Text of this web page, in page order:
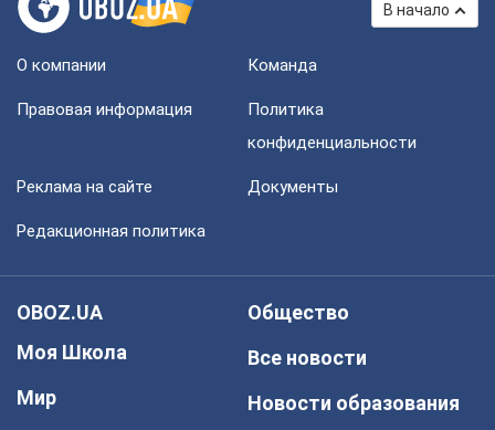
В начало
О компании Команда
Правовая информация
Политика
конфиденциальности
Реклама на сайте Документы
Редакционная политика
OBOZ.UA
Моя Школа
Мир
Общество
Все новости
Новости образования